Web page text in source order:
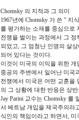
Chomsky 의 지적과 그 의미
1967년에 Chomsky 가 쓴 " 지
를 평가하는 소재를 중심으로
전쟁을 벌이는 과정에서 그
되었고, 그 엄청난 인명의 살
되어 있다는 것이다.
이것이 미국의 이익을 위한
중공의 주변에서 일어난 미국
전쟁에서 미국은 어떤 교훈을
의 그 상황에 대한 반응은 상
Jay Parini 교수는 Chomsky
서 베트남 개입을 제국주의라
식인의 책임이라고 하면서,